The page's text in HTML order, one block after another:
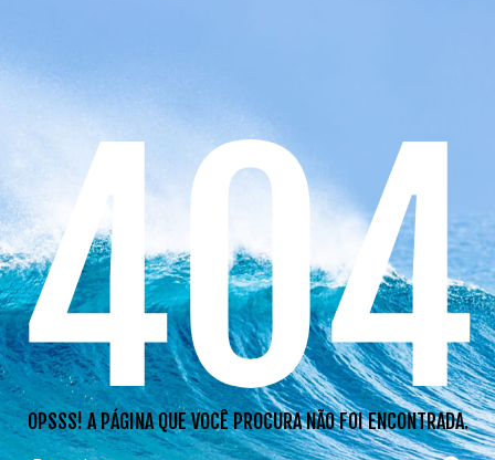
404
OPSSS! A PÁGINA QUE VOCÊ PROCURA NÃO FOI ENCONTRADA.